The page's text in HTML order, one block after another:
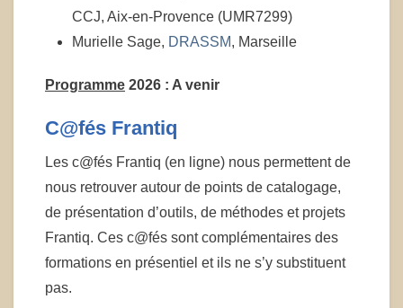
CCJ, Aix-en-Provence (UMR7299)
Murielle Sage, DRASSM, Marseille
Programme 2026 : A venir
C@fés Frantiq
Les c@fés Frantiq (en ligne) nous permettent de
nous retrouver autour de points de catalogage,
de présentation d’outils, de méthodes et projets
Frantiq. Ces c@fés sont complémentaires des
formations en présentiel et ils ne s’y substituent
pas.